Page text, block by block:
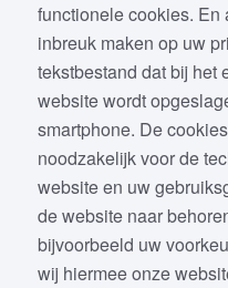
functionele cookies.
inbreuk maken op uw
tekstbestand dat bij het
website wordt
smartphone. De
noodzakelijk voor de
website en uw
de website naar
bijvoorbeeld uw
wij hiermee onze